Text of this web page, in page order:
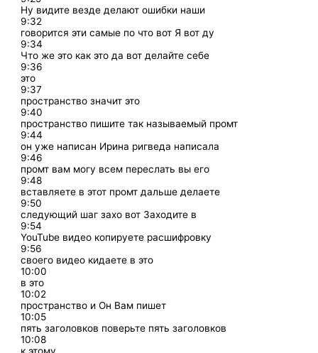
Ну видите везде делают ошибки наши
9:32
говорится эти самые по что вот Я вот ду
9:34
Что же это как это да вот делайте себе
9:36
это
9:37
пространство значит это
9:40
пространство пишите так называемый промт
9:44
он уже написан Ирина ригведа написала
9:46
промт вам могу всем переслать вы его
9:48
вставляете в этот промт дальше делаете
9:50
следующий шаг захо вот Заходите в
9:54
YouTube видео копируете расшифровку
9:56
своего видео кидаете в это
10:00
в это
10:02
пространство и Он Вам пишет
10:05
пять заголовков поверьте пять заголовков
10:08